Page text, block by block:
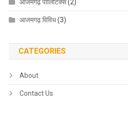
आजमगढ़ पॉलिटिक्स(2)
आजमगढ़ विविध(3)
CATEGORIES
About
Contact Us